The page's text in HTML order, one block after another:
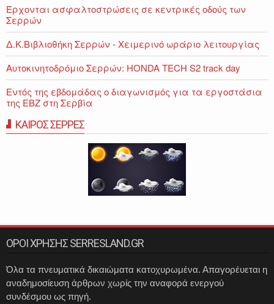
Έρχονται ασφαλτοστρώσεις σε κεντρικές οδούς των
Σερρών
Δ.Κ.Βιβλιοθήκη Σερρών - Χειμερινό ωράριο λειτουργίας
Αυτοκινητοδρόμιο Σερρών: HONDA TECH S2 track day
Εντός της εβδομάδας ο διαγωνισμός για τα εργοστάσια
της ΕΒΖ στη Σερβία
ΚΑΙΡΟΣ ΣΕΡΡΕΣ
ΟΡΟΙ ΧΡΗΣΗΣ SERRESLAND.GR
Όλα τα πνευματικά δικαιώματα κατοχυρωμένα. Απαγορέυεται η
αναδημοσίευση άρθρων χωρίς την αναφορά ενεργού
συνδέσμου ως πηγή.